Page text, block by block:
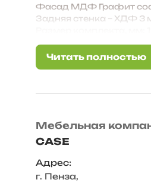
Фасад МДФ Графит
Задняя стенка – ХДФ 3
Тумба с вешалкой/
Тумба с зеркалом/
Высота комплекта 218
Увеличивать высоту
— Секции ставятся в
— Зеркало крепиться к
Читать полностью
Читать полностью
Мебельная
CASE
Адрес:
г. Пенза,